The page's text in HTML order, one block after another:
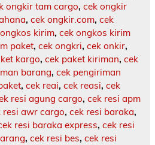
ongkir tam cargo, cek ongkir
, cek ongkir.com, cek
kirim, cek ongkos kirim
paket, cek ongkri, cek onkir,
kargo, cek paket kiriman, cek
barang, cek pengiriman
, cek reai, cek reasi, cek
resi agung cargo, cek resi apm
resi awr cargo, cek resi baraka,
resi baraka express, cek resi
, cek resi bes, cek resi